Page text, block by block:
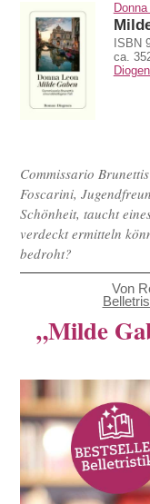
ISBN
ca.
Commissario
Foscarini,
Schönheit, taucht
verdeckt ermitteln
bedroht?
Von
„Milde